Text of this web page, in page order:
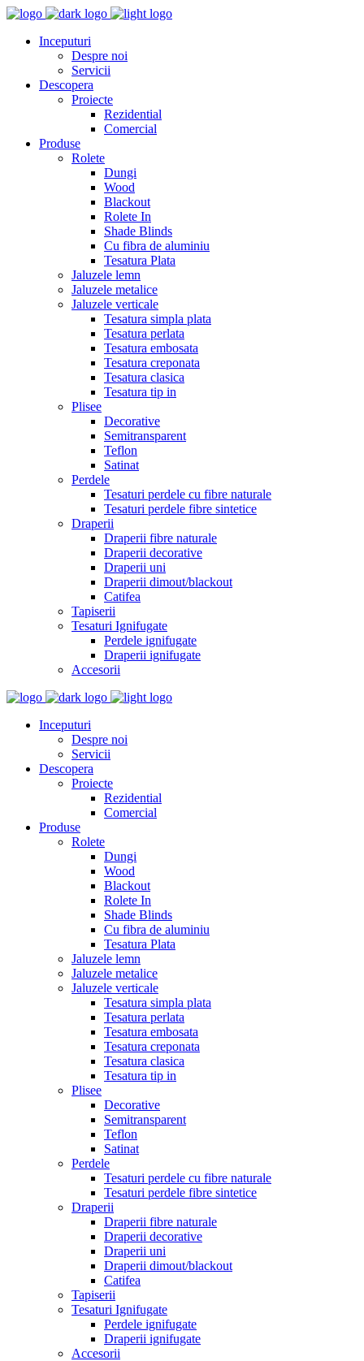
Inceputuri
Despre noi
Servicii
Descopera
Proiecte
Rezidential
Comercial
Produse
Rolete
Dungi
Wood
Blackout
Rolete In
Shade Blinds
Cu fibra de aluminiu
Tesatura Plata
Jaluzele lemn
Jaluzele metalice
Jaluzele verticale
Tesatura simpla plata
Tesatura perlata
Tesatura embosata
Tesatura creponata
Tesatura clasica
Tesatura tip in
Plisee
Decorative
Semitransparent
Teflon
Satinat
Perdele
Tesaturi perdele cu fibre naturale
Tesaturi perdele fibre sintetice
Draperii
Draperii fibre naturale
Draperii decorative
Draperii uni
Draperii dimout/blackout
Catifea
Tapiserii
Tesaturi Ignifugate
Perdele ignifugate
Draperii ignifugate
Accesorii
Inceputuri
Despre noi
Servicii
Descopera
Proiecte
Rezidential
Comercial
Produse
Rolete
Dungi
Wood
Blackout
Rolete In
Shade Blinds
Cu fibra de aluminiu
Tesatura Plata
Jaluzele lemn
Jaluzele metalice
Jaluzele verticale
Tesatura simpla plata
Tesatura perlata
Tesatura embosata
Tesatura creponata
Tesatura clasica
Tesatura tip in
Plisee
Decorative
Semitransparent
Teflon
Satinat
Perdele
Tesaturi perdele cu fibre naturale
Tesaturi perdele fibre sintetice
Draperii
Draperii fibre naturale
Draperii decorative
Draperii uni
Draperii dimout/blackout
Catifea
Tapiserii
Tesaturi Ignifugate
Perdele ignifugate
Draperii ignifugate
Accesorii